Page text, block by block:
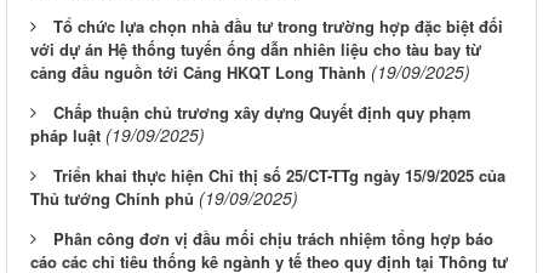
Tổ chức lựa chọn nhà đầu tư trong trường hợp đặc biệt đối
với dự án Hệ thống tuyến ống dẫn nhiên liệu cho tàu bay từ
cảng đầu nguồn tới Cảng HKQT Long Thành (19/09/2025)
Chấp thuận chủ trương xây dựng Quyết định quy phạm
pháp luật (19/09/2025)
Triển khai thực hiện Chỉ thị số 25/CT-TTg ngày 15/9/2025 của
Thủ tướng Chính phủ (19/09/2025)
Phân công đơn vị đầu mối chịu trách nhiệm tổng hợp báo
cáo các chỉ tiêu thống kê ngành y tế theo quy định tại Thông tư